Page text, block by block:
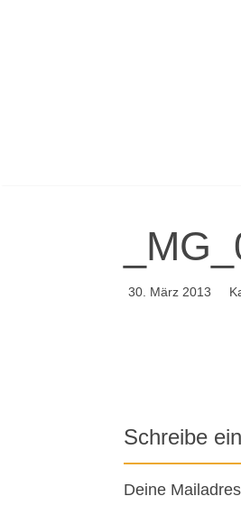
30. März 2013
Schreibe
Deine